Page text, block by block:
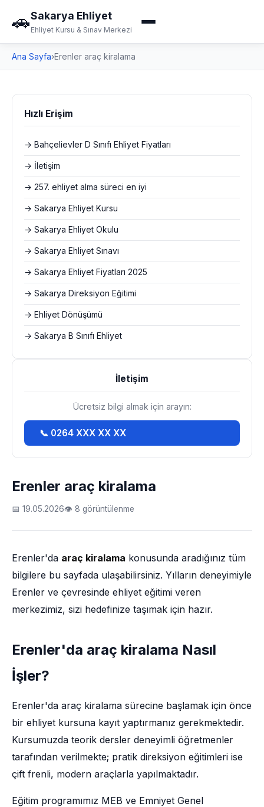
🚗Sakarya Ehliyet
Ehliyet Kursu & Sınav Merkezi
Ana Sayfa›Erenler araç kiralama
Erenler araç kiralama
📅 19.05.2026👁 8 görüntülenme
Erenler'da araç kiralama konusunda aradığınız tüm
bilgilere bu sayfada ulaşabilirsiniz. Yılların deneyimiyle
Erenler ve çevresinde ehliyet eğitimi veren
merkezimiz, sizi hedefinize taşımak için hazır.
Erenler'da araç kiralama Nasıl
İşler?
Erenler'da araç kiralama sürecine başlamak için önce
bir ehliyet kursuna kayıt yaptırmanız gerekmektedir.
Kursumuzda teorik dersler deneyimli öğretmenler
tarafından verilmekte; pratik direksiyon eğitimleri ise
çift frenli, modern araçlarla yapılmaktadır.
Eğitim programımız MEB ve Emniyet Genel
Hızlı Erişim
→ Bahçelievler D Sınıfı Ehliyet Fiyatları
→ İletişim
→ 257. ehliyet alma süreci en iyi
→ Sakarya Ehliyet Kursu
→ Sakarya Ehliyet Okulu
→ Sakarya Ehliyet Sınavı
→ Sakarya Ehliyet Fiyatları 2025
→ Sakarya Direksiyon Eğitimi
→ Ehliyet Dönüşümü
→ Sakarya B Sınıfı Ehliyet
İletişim
Ücretsiz bilgi almak için arayın:
📞 0264 XXX XX XX